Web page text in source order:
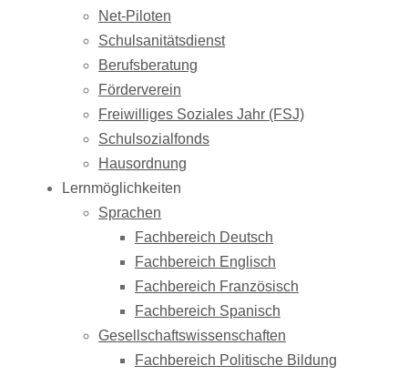
Net-Piloten
Schulsanitätsdienst
Berufsberatung
Förderverein
Freiwilliges Soziales Jahr (FSJ)
Schulsozialfonds
Hausordnung
Lernmöglichkeiten
Sprachen
Fachbereich Deutsch
Fachbereich Englisch
Fachbereich Französisch
Fachbereich Spanisch
Gesellschaftswissenschaften
Fachbereich Politische Bildung